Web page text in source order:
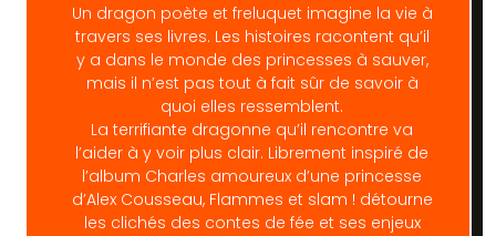
Un dragon poète et freluquet imagine la vie à
travers ses livres. Les histoires racontent qu’il
y a dans le monde des princesses à sauver,
mais il n’est pas tout à fait sûr de savoir à
quoi elles ressemblent.
La terrifiante dragonne qu’il rencontre va
l’aider à y voir plus clair. Librement inspiré de
l’album Charles amoureux d’une princesse
d’Alex Cousseau, Flammes et slam ! détourne
les clichés des contes de fée et ses enjeux